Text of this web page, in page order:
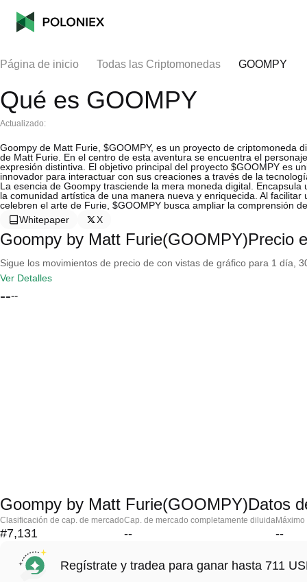
Página de inicio Todas las Criptomonedas GOOMPY
Qué es GOOMPY
Actualizado:
Goompy de Matt Furie, $GOOMPY, es un proyecto de criptomoneda
de Matt Furie. En el centro de esta aventura se encuentra el
expresión distintiva. El objetivo principal del proyecto $GOOMPY es
innovador para interactuar con sus creaciones a través de la
La esencia de Goompy trasciende la mera moneda digital.
la comunidad artística de una manera nueva y enriquecida. Al
celebren el arte de Furie, $GOOMPY busca ampliar la comprensión
Whitepaper
X
Goompy by Matt Furie(GOOMPY)Precio
Sigue los movimientos de precio de con vistas de gráfico para 1 día,
Ver Detalles
----
Goompy by Matt Furie(GOOMPY)Datos
Clasificación de cap. de mercado
#7,131
Cap. de mercado completamente diluida
-- --
Regístrate y tradea para ganar hasta 711